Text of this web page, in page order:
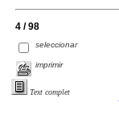
4 / 98
seleccionar
imprimir
Text complet